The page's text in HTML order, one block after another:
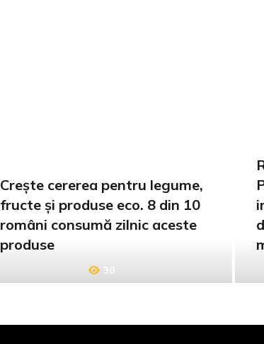
Crește cererea pentru legume,
fructe și produse eco. 8 din 10
români consumă zilnic aceste
produse
30